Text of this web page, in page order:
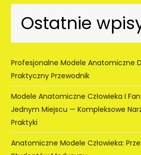
Ostatnie
Profesjonalne Modele Anatomiczne
Praktyczny Przewodnik
Modele Anatomiczne Człowieka I
Jednym Miejscu — Kompleksowe
Praktyki
Anatomiczne Modele Człowieka: